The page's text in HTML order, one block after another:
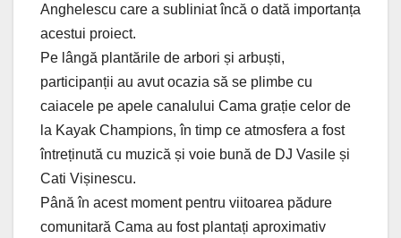
Anghelescu care a subliniat încă o dată importanța
acestui proiect.
Pe lângă plantările de arbori și arbuști,
participanții au avut ocazia să se plimbe cu
caiacele pe apele canalului Cama grație celor de
la Kayak Champions, în timp ce atmosfera a fost
întreținută cu muzică și voie bună de DJ Vasile și
Cati Vișinescu.
Până în acest moment pentru viitoarea pădure
comunitară Cama au fost plantați aproximativ